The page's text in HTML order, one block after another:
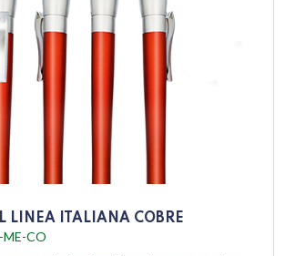
LINEA ITALIANA COBRE
CO